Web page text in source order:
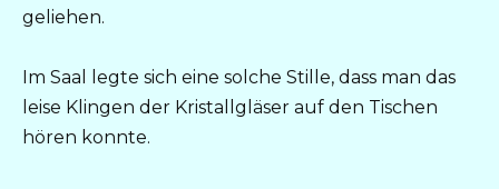
geliehen.
Im Saal legte sich eine solche Stille, dass man das
leise Klingen der Kristallgläser auf den Tischen
hören konnte.